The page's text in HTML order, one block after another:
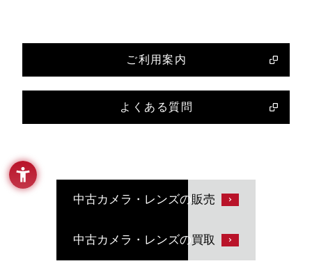
ご利用案内
よくある質問
中古カメラ・レンズの販売
中古カメラ・レンズの買取